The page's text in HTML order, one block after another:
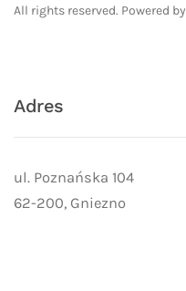
All rights reserved. Powered by
Adres
ul. Poznańska 104
62-200, Gniezno